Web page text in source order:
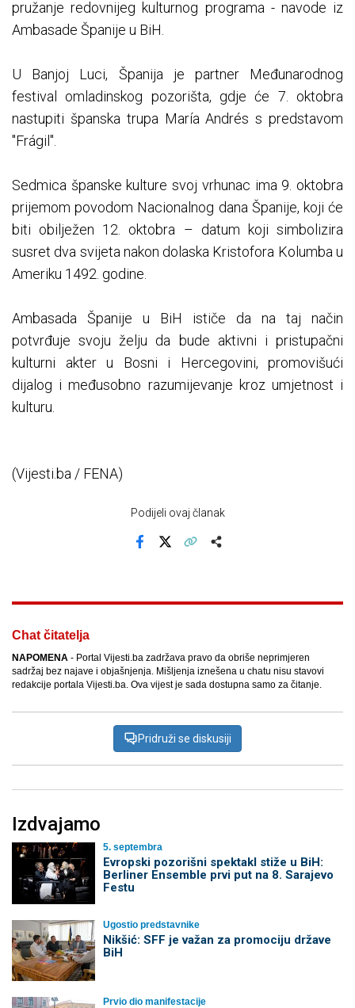
pružanje redovnijeg kulturnog programa - navode iz
Ambasade Španije u BiH.
U Banjoj Luci, Španija je partner Međunarodnog
festival omladinskog pozorišta, gdje će 7. oktobra
nastupiti španska trupa María Andrés s predstavom
"Frágil".
Sedmica španske kulture svoj vrhunac ima 9. oktobra
prijemom povodom Nacionalnog dana Španije, koji će
biti obilježen 12. oktobra – datum koji simbolizira
susret dva svijeta nakon dolaska Kristofora Kolumba u
Ameriku 1492. godine.
Ambasada Španije u BiH ističe da na taj način
potvrđuje svoju želju da bude aktivni i pristupačni
kulturni akter u Bosni i Hercegovini, promovišući
dijalog i međusobno razumijevanje kroz umjetnost i
kulturu.
(Vijesti.ba / FENA)
Podijeli ovaj članak
Chat čitatelja
NAPOMENA - Portal Vijesti.ba zadržava pravo da obriše neprimjeren
sadržaj bez najave i objašnjenja. Mišljenja iznešena u chatu nisu stavovi
redakcije portala Vijesti.ba. Ova vijest je sada dostupna samo za čitanje.
Pridruži se diskusiji
Izdvajamo
5. septembra
Evropski pozorišni spektakl stiže u BiH:
Berliner Ensemble prvi put na 8. Sarajevo
Festu
Ugostio predstavnike
Nikšić: SFF je važan za promociju države
BiH
Prvio dio manifestacije